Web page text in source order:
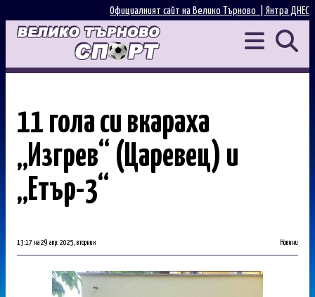
Янтра ДНЕС
Официалният сайт на Велико Търново |
11 гола си вкараха
„Изгрев“ (Царевец) и
„Етър-3“
13:17 на 29 апр. 2025, вторник Новини